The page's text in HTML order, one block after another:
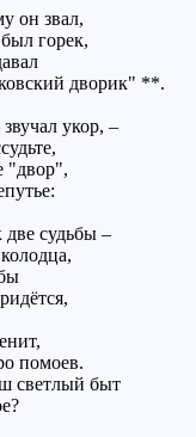
он звал,
горек,
дворик" **.
укор, –
"двор",
две судьбы –
помоев.
светлый быт